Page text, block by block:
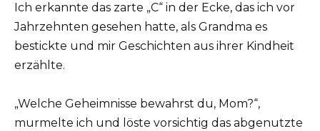
Ich erkannte das zarte „C“ in der Ecke, das ich vor
Jahrzehnten gesehen hatte, als Grandma es
bestickte und mir Geschichten aus ihrer Kindheit
erzählte.
„Welche Geheimnisse bewahrst du, Mom?“,
murmelte ich und löste vorsichtig das abgenutzte